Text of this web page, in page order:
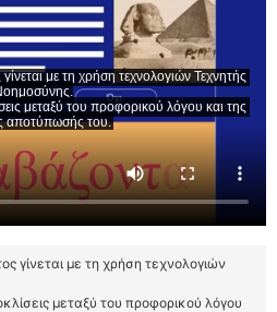
γίνεται με τη χρήση τεχνολογιών
μεταξύ του προφορικού λόγου